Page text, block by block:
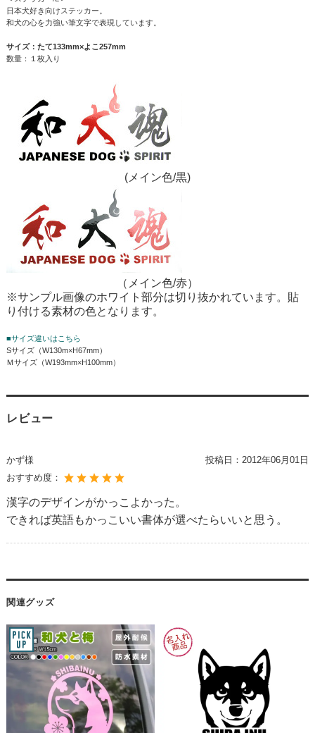
日本犬好き向けステッカー。
和犬の心を力強い筆文字で表現しています。
サイズ：たて133mm×よこ257mm
数量：１枚入り
(メイン色/黒)
（メイン色/赤）
※サンプル画像のホワイト部分は切り抜かれています。貼
り付ける素材の色となります。
■サイズ違いはこちら
Sサイズ（W130m×H67mm）
Ｍサイズ（W193mm×H100mm）
レビュー
かず様 投稿日： 2012年06月01日
おすすめ度：
漢字のデザインがかっこよかった。
できれば英語もかっこいい書体が選べたらいいと思う。
関連グッズ